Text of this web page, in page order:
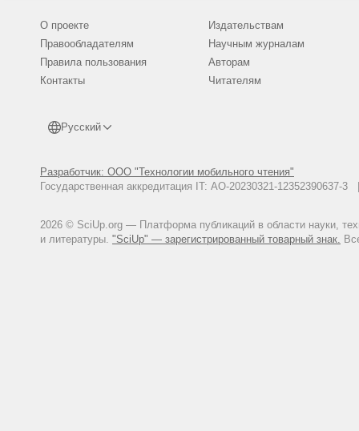
О проекте
Правообладателям
Правила пользования
Контакты
Русский
Разработчик: ООО "Технологии мобильного чтения"
Государственная аккредитация IT: АО-20230321-
2026 © SciUp.org — Платформа публикаций в области науки,
и литературы. "SciUp" — зарегистрированный товарный знак.
Издательствам
Научным журналам
Авторам
Читателям